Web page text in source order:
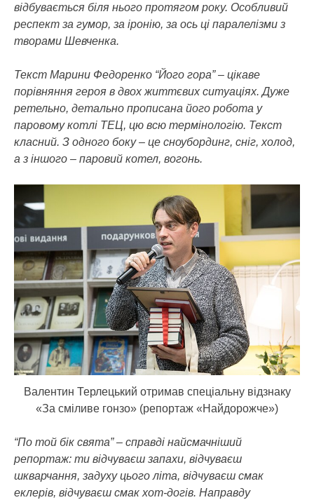
відбувається біля нього протягом року. Особливий
респект за гумор, за іронію, за ось ці паралелізми з
творами Шевченка.
Текст Марини Федоренко “Його гора” – цікаве
порівняння героя в двох життєвих ситуаціях. Дуже
ретельно, детально прописана його робота у
паровому котлі ТЕЦ, цю всю термінологію. Текст
класний. З одного боку – це сноубординг, сніг, холод,
а з іншого – паровий котел, вогонь.
Валентин Терлецький отримав спеціальну відзнаку
«За сміливе гонзо» (репортаж «Найдорожче»)
“По той бік свята” – справді найсмачніший
репортаж: ти відчуваєш запахи, відчуваєш
шкварчання, задуху цього літа, відчуваєш смак
еклерів, відчуваєш смак хот-догів. Направду